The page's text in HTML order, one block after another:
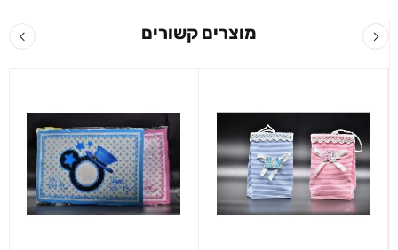
מוצרים קשורים